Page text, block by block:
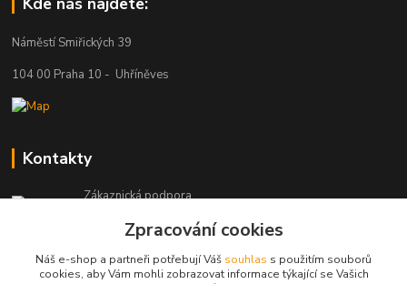
Náměstí Smiřických 39
104 00 Praha 10 - Uhříněves
Kontakty
Zákaznická podpora
Po-Čt: 8-16 hod., Pá: 8-12 hod.
info@pohonylife.cz
Zpracování cookies
Náš e-shop a partneři potřebují Váš souhlas s použitím souborů
cookies, aby Vám mohli zobrazovat informace týkající se Vašich